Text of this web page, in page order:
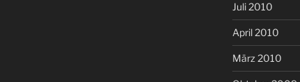
Juli 2010
April 2010
März 2010